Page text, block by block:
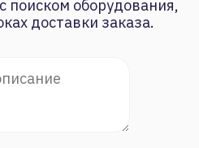
оборудования,
доставки заказа.